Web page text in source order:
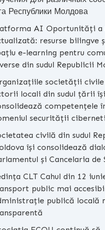
Республики Молдова
AI Oportunități a
resurse bilingve
e-learning pentru
din sudul Republicii
societății
locali din sudul țării își
competențele
securității
civilă din sudul
își consolidează
și Cancelaria de
CLT Cahul din 12
public mai
publică locală